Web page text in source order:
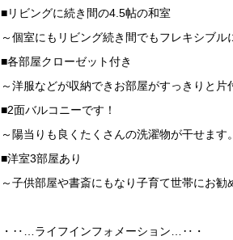
■リビングに続き間の4.5帖の和室
～個室にもリビング続き間でもフレキシブル
■各部屋クローゼット付き
～洋服などが収納できお部屋がすっきりと片
■2面バルコニーです！
～陽当りも良くたくさんの洗濯物が干せます。
■洋室3部屋あり
～子供部屋や書斎にもなり子育て世帯にお勧
・‥…ライフインフォメーション…‥・